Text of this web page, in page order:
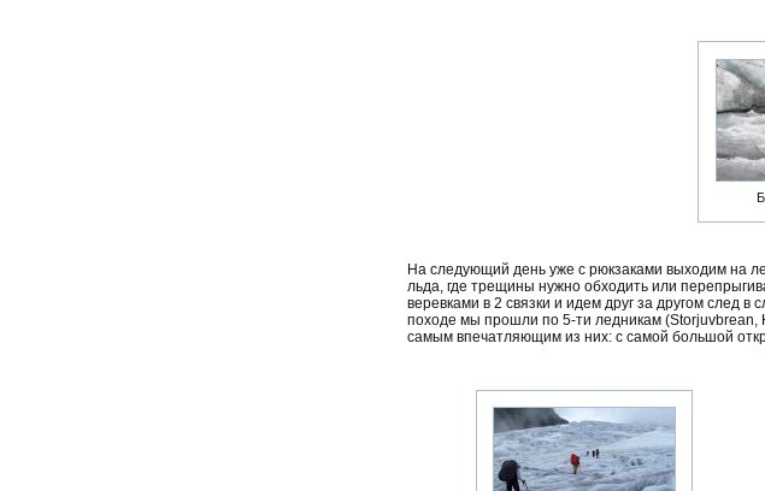
На следующий день уже с рюкзаками выходим на
льда, где трещины нужно обходить или
веревками в 2 связки и идем друг за другом след
походе мы прошли по 5-ти ледникам (Storjuvbrean,
самым впечатляющим из них: с самой большой